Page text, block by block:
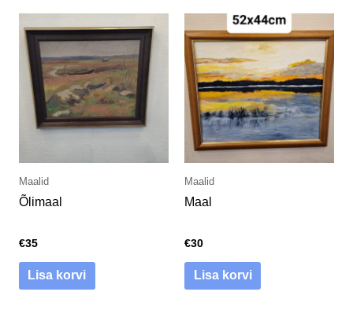
Maalid
Õlimaal
€35
Lisa korvi
Maalid
Maal
€30
Lisa korvi